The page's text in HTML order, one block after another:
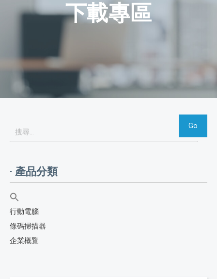
下載專區
· 產品分類
行動電腦
條碼掃描器
企業概覽